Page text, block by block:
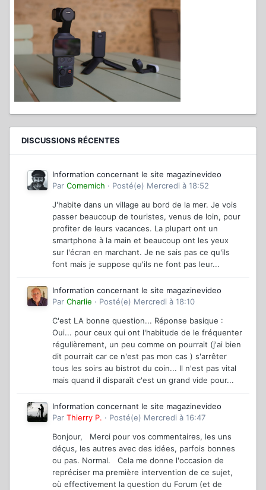
DISCUSSIONS RÉCENTES
Information concernant le site magazinevideo
Par Comemich · Posté(e) Mercredi à 18:52
J'habite dans un village au bord de la mer. Je vois
passer beaucoup de touristes, venus de loin, pour
profiter de leurs vacances. La plupart ont un
smartphone à la main et beaucoup ont les yeux
sur l'écran en marchant. Je ne sais pas ce qu'ils
font mais je suppose qu'ils ne font pas leur...
Information concernant le site magazinevideo
Par Charlie · Posté(e) Mercredi à 18:10
C'est LA bonne question... Réponse basique :
Oui... pour ceux qui ont l'habitude de le fréquenter
régulièrement, un peu comme on pourrait (j'ai bien
dit pourrait car ce n'est pas mon cas ) s'arrêter
tous les soirs au bistrot du coin... Il n'est pas vital
mais quand il disparaît c'est un grand vide pour...
Information concernant le site magazinevideo
Par Thierry P. · Posté(e) Mercredi à 16:47
Bonjour, Merci pour vos commentaires, les uns
déçus, les autres avec des idées, parfois bonnes
ou pas. Normal. Cela me donne l'occasion de
repréciser ma première intervention de ce sujet,
où effectivement la question du Forum (et de